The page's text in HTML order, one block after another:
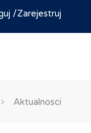
/Zarejestruj
Aktualnosci